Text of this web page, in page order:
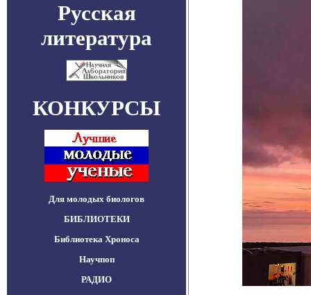
Русская
литература
КОНКУРСЫ
Для молодых биологов
БИБЛИОТЕКИ
Библиотека Хроноса
Научпоп
РАДИО